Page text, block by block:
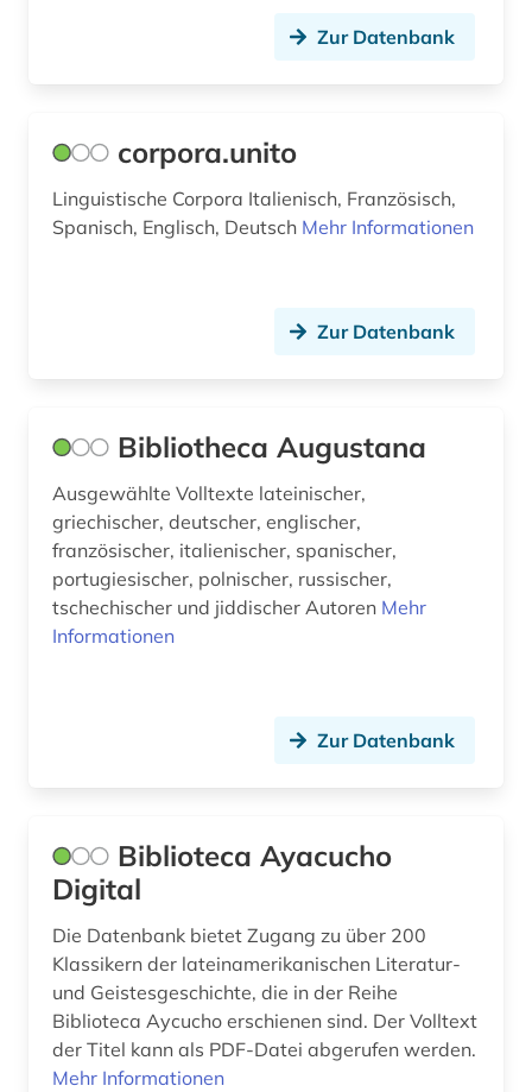
Zur Datenbank
corpora.unito
Linguistische Corpora Italienisch, Französisch,
Spanisch, Englisch, Deutsch Mehr Informationen
Zur Datenbank
Bibliotheca Augustana
Ausgewählte Volltexte lateinischer,
griechischer, deutscher, englischer,
französischer, italienischer, spanischer,
portugiesischer, polnischer, russischer,
tschechischer und jiddischer Autoren Mehr
Informationen
Zur Datenbank
Biblioteca Ayacucho
Digital
Die Datenbank bietet Zugang zu über 200
Klassikern der lateinamerikanischen Literatur-
und Geistesgeschichte, die in der Reihe
Biblioteca Aycucho erschienen sind. Der Volltext
der Titel kann als PDF-Datei abgerufen werden.
Mehr Informationen